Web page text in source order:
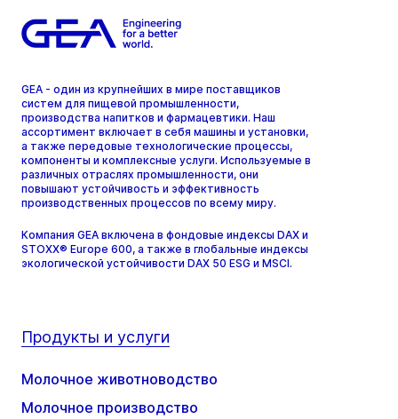
GEA - один из крупнейших в мире поставщиков
систем для пищевой промышленности,
производства напитков и фармацевтики. Наш
ассортимент включает в себя машины и установки,
а также передовые технологические процессы,
компоненты и комплексные услуги. Используемые в
различных отраслях промышленности, они
повышают устойчивость и эффективность
производственных процессов по всему миру.
Компания GEA включена в фондовые индексы DAX и
STOXX® Europe 600, а также в глобальные индексы
экологической устойчивости DAX 50 ESG и MSCI.
Продукты и услуги
Молочное животноводство
Молочное производство